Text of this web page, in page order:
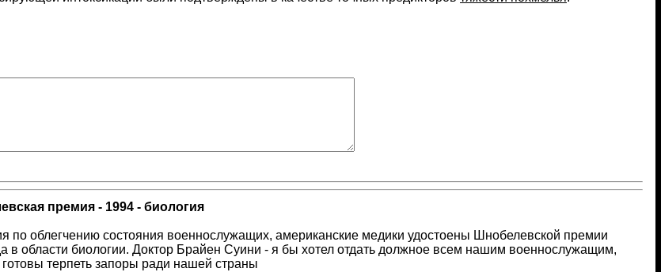
премия - 1994 - биология
по облегчению состояния военнослужащих, американские медики удостоены Шнобелевской премии
в области биологии. Доктор Брайен Суини - я бы хотел отдать должное всем нашим военнослужащим,
терпеть запоры ради нашей страны